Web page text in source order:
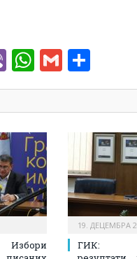
ViberWhatsApp
Gmail
Избори
19. ДЕЦЕМБРА
ГИК: